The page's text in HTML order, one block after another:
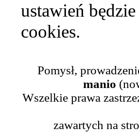
ustawień
cookies.
Pomysł,
manio
Wszelkie prawa
zawartych na